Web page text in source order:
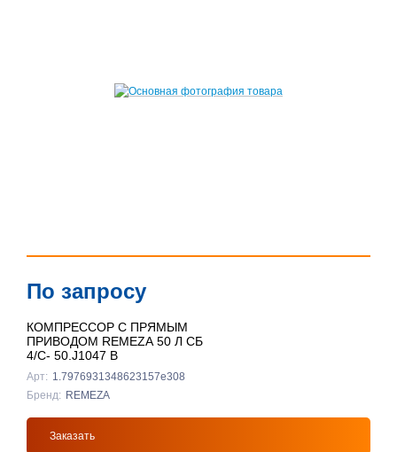
По запросу
КОМПРЕССОР С ПРЯМЫМ
ПРИВОДОМ REMEZA 50 Л СБ
4/С- 50.J1047 B
Арт: 1.7976931348623157e308
Бренд: REMEZA
Заказать